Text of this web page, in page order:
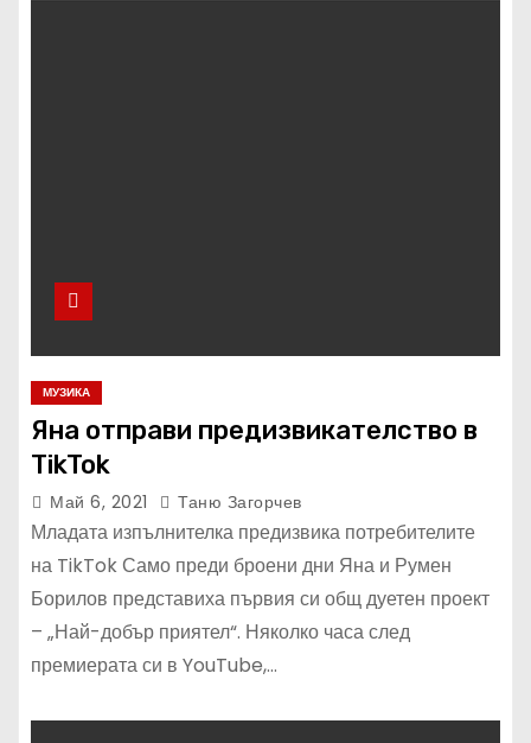
МУЗИКА
Яна отправи предизвикателство в
TikTok
Май 6, 2021 Таню Загорчев
Младата изпълнителка предизвика потребителите
на TikTok Само преди броени дни Яна и Румен
Борилов представиха първия си общ дуетен проект
– „Най-добър приятел“. Няколко часа след
премиерата си в YouTube,…